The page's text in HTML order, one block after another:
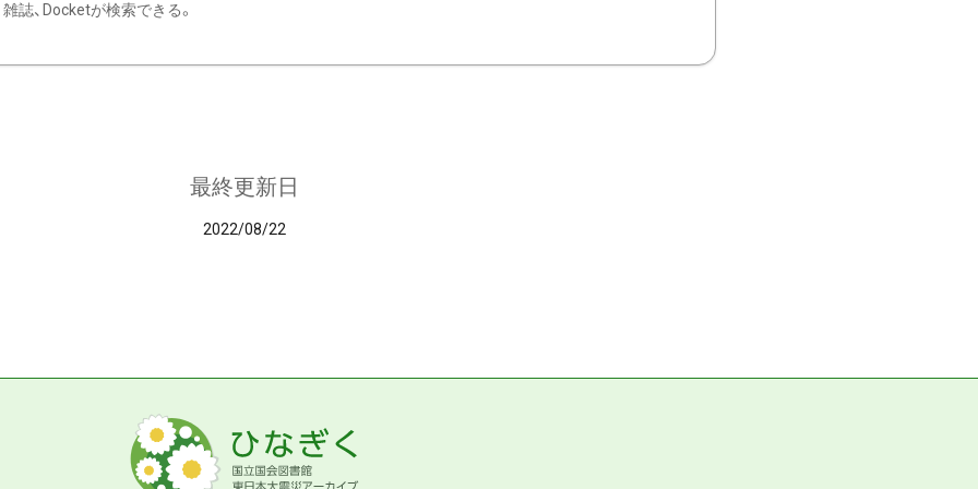
雑誌、Docketが検索できる。
最終更新日
2022/08/22